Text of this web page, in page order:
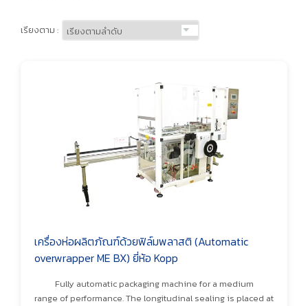
เรียงตาม :
เครื่องห่อผลิตภัณฑ์ด้วยฟิล์มพลาสติ (Automatic
overwrapper ME BX) ยี่ห้อ Kopp
Fully automatic packaging machine for a medium
range of performance. The longitudinal sealing is placed at